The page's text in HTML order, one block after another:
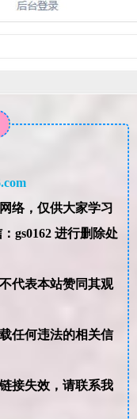
络，仅供大家学习
行删除处
代表本站赞同其观
任何违法的相关信
接失效，请联系我